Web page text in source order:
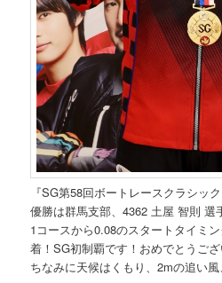
『SG第58回ボートレースクラシック
優勝は群馬支部、4362 土屋 智則 選
1コースから0.08のスタートタイミ
着！SG初制覇です！おめでとうござ
ちなみに天候はくもり、2mの追い風